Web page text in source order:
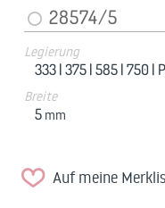
28574/5
Legierung
333 |375 |585 |750 |
Breite
5 mm
Auf meine